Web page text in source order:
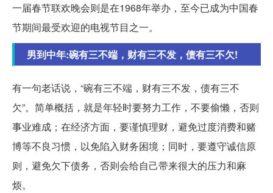
一届春节联欢晚会则是在1968年举办，至今已成为中国春
节期间最受欢迎的电视节目之一。
男到中年:碗有三不端，财有三不发，债有三不欠!
有一句老话说，“碗有三不端，财有三不发，债有三不
欠”。简单概括，就是年轻时要努力工作，不要偷懒，否则
事业难成；在经济方面，要谨慎理财，避免过度消费和赌
博等不良习惯，以免陷入财务困境；同时，要遵守诚信原
则，避免欠下债务，否则会给自己带来很大的压力和麻
烦。